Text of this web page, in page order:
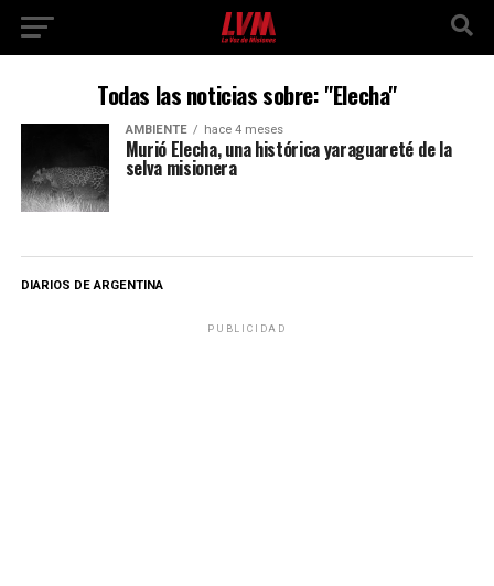
Todas las noticias sobre: "Elecha"
AMBIENTE hace 4 meses
Murió Elecha, una histórica yaraguareté de la
selva misionera
DIARIOS DE ARGENTINA
PUBLICIDAD